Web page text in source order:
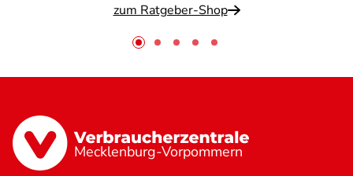
zum Ratgeber-Shop
Mecklenburg-Vorpommern